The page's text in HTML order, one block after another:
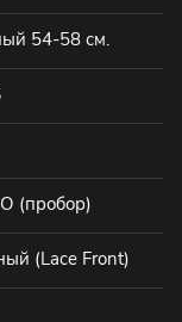
54-58 см.
(пробор)
(Lace Front)